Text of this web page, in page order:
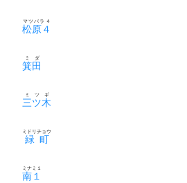
松原４
マツバラ４
箕田
ミダ
三ツ木
ミツギ
緑町
ミドリチョウ
南１
ミナミ１